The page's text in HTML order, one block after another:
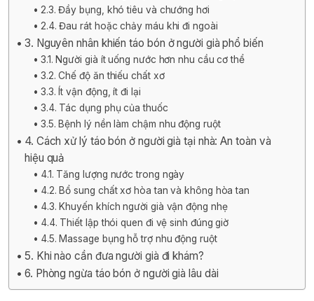
2.3. Đầy bụng, khó tiêu và chướng hơi
2.4. Đau rát hoặc chảy máu khi đi ngoài
3. Nguyên nhân khiến táo bón ở người già phổ biến
3.1. Người già ít uống nước hơn nhu cầu cơ thể
3.2. Chế độ ăn thiếu chất xơ
3.3. Ít vận động, ít đi lại
3.4. Tác dụng phụ của thuốc
3.5. Bệnh lý nền làm chậm nhu động ruột
4. Cách xử lý táo bón ở người già tại nhà: An toàn và
hiệu quả
4.1. Tăng lượng nước trong ngày
4.2. Bổ sung chất xơ hòa tan và không hòa tan
4.3. Khuyến khích người già vận động nhẹ
4.4. Thiết lập thói quen đi vệ sinh đúng giờ
4.5. Massage bụng hỗ trợ nhu động ruột
5. Khi nào cần đưa người già đi khám?
6. Phòng ngừa táo bón ở người già lâu dài